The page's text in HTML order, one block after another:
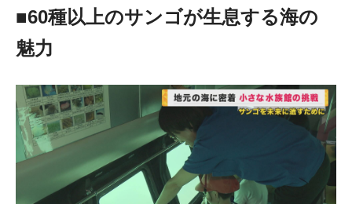
■60種以上のサンゴが生息する海の
魅力